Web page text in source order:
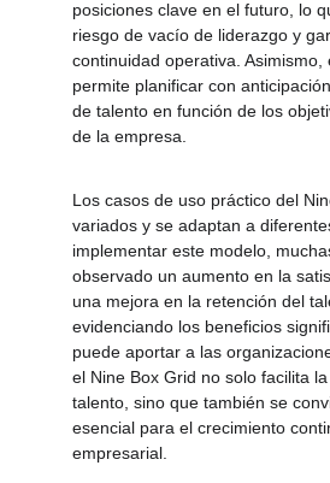
posiciones clave en el futuro, lo
riesgo de vacío de liderazgo y
continuidad operativa. Asimismo,
permite planificar con
de talento en función de los
de la empresa.
Los casos de uso práctico del
variados y se adaptan a
implementar este modelo,
observado un aumento en la
una mejora en la retención del
evidenciando los beneficios
puede aportar a las
el Nine Box Grid no solo facilita
talento, sino que también se
esencial para el crecimiento
empresarial.